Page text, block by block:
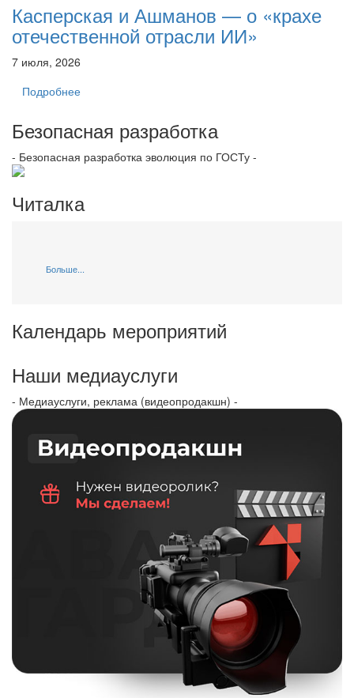
Касперская и Ашманов — о «крахе
отечественной отрасли ИИ»
7 июля, 2026
Подробнее
Безопасная разработка
- Безопасная разработка эволюция по ГОСТу -
Читалка
Больше...
Календарь мероприятий
Наши медиауслуги
- Медиауслуги, реклама (видеопродакшн) -